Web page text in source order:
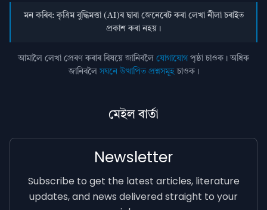
মন কৰিব: কৃত্ৰিম বুদ্ধিমত্তা (AI)ৰ দ্বাৰা জেনেৰেট কৰা লেখা নীলা চৰাইত
প্ৰকাশ কৰা নহয়।
আমালৈ লেখা প্ৰেৰণ কৰাৰ বিষয়ে জানিবলৈ যোগাযোগ পৃষ্ঠা চাওক। অধিক
জানিবলৈসঘনে উত্থাপিত প্ৰশ্নসমূহচাওক।
মেইল বাৰ্তা
Newsletter
Subscribe to get the latest articles, literature
updates, and news delivered straight to your